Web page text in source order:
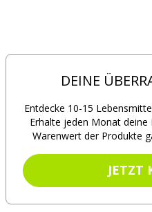
DEINE
Entdecke 10-15
Erhalte jeden Monat deine
Warenwert der Produkte
JETZT